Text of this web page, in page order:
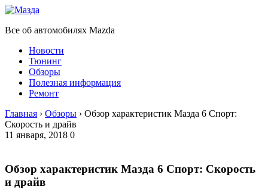
Все об автомобилях Mazda
Новости
Тюнинг
Обзоры
Полезная информация
Ремонт
Главная › Обзоры › Обзор характеристик Мазда 6 Спорт:
Скорость и драйв
11 января, 2018 0
Обзор характеристик Мазда 6 Спорт: Скорость
и драйв